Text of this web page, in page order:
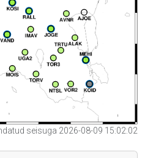
seisuga 2026-08-09 15:02:02